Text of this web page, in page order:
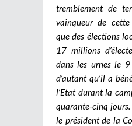
tremblement de
vainqueur de
que des élections
17 millions
dans les urnes le
d’autant qu’il a
l’Etat durant la
quarante-cinq jours.
le président de la